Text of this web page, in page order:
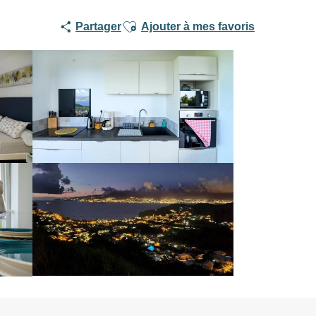
PartagerAjouter aux favoris
Ajouter à mes favoris